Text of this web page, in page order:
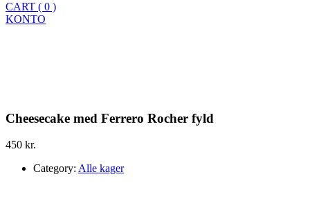
CART ( 0 )
KONTO
Cheesecake med Ferrero Rocher fyld
450 kr.
Category: Alle kager